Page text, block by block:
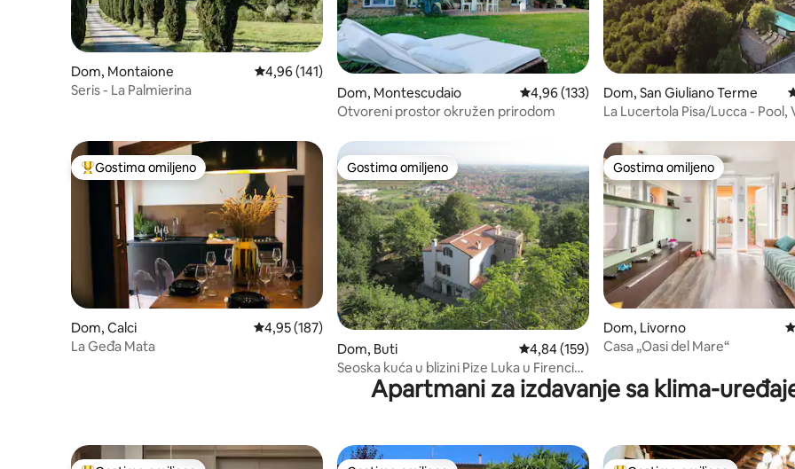
Dom, Montaione Prosečna ocena 4,96 od 5, utisaka: 141
4,96 (141)
Seris - La Palmierina
Dom, Montescudaio Prosečna ocena 4,96 od 5, utisaka: 133
4,96 (133)
Otvoreni prostor okružen prirodom
Dom, San Giuliano Terme
La Lucertola Pisa/Lucca - Pool,
Najuspešniji među gostima omiljenim
Gostima omiljeno
Dom, Calci Prosečna ocena 4,95 od 5, utisaka: 187
4,95 (187)
La Geđa Mata
Gostima omiljeno
Gostima omiljeno
Dom, Buti Prosečna ocena 4,84 od 5, utisaka: 159
4,84 (159)
Seoska kuća u blizini Pize Luka u Firenci
Gostima omiljeno
Gostima omiljeno
Dom, Livorno
Casa „Oasi del Mare“
Apartmani za izdavanje sa klima-